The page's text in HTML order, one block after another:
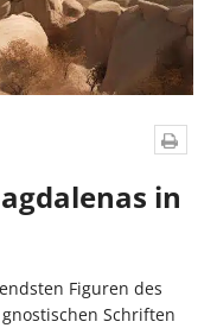
in
Figuren des
Schriften